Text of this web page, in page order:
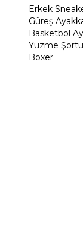
Erkek
Güreş
Basketbol
Yüzme Şortu
Boxer